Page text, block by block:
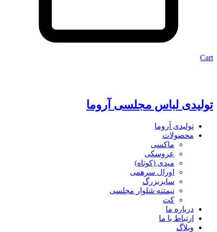
Cart
تولیدی لباس مجلسی آروما
تولیدی آروما
محصولات
ماکسی
عروسکی
میدی (کوتاه)
اورال سرهمی
سایزبزرگ
نیمتنه شلوار مجلسی
کت
درباره ما
ارتباط با ما
وبلاگ